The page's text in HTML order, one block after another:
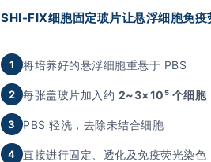
SHI-FIX细胞固定玻片让悬浮细胞免疫
1 将培养好的悬浮细胞重悬于 PBS
2 每张盖玻片加入约 2~3×10⁵ 个细胞
3 PBS 轻洗，去除未结合细胞
4 直接进行固定、透化及免疫荧光染色